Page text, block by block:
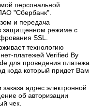
персональной
"Сбербанк".
и передача
защищенном режиме с
SSL.
технологию
платежей Verified By
для проведения платежа
кода который придет Вам
адрес электронной
об авторизации
чек.